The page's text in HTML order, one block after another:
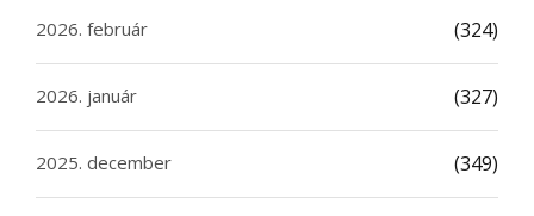
2026. február (324)
2026. január (327)
2025. december (349)